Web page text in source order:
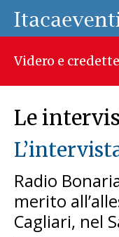
Videro e
Le
Radio
merito
Cagliari, nel